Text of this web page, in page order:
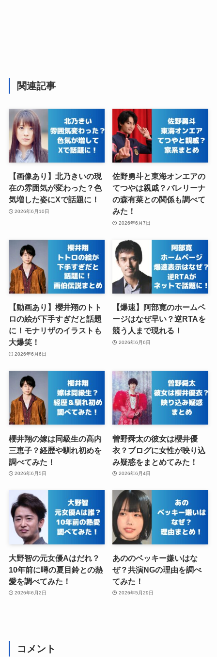
関連記事
【画像あり】北乃きいの現
在の雰囲気が変わった？色
気増した姿にXで話題に！
2026年6月10日
佐野勇斗と東海オンエアの
てつやは親戚？バレリーナ
の森有菜との関係も調べて
みた！
2026年6月7日
【動画あり】櫻井翔のトト
ロの絵が下手すぎだと話題
に！モナリザのイラストも
大爆笑！
2026年6月6日
【爆速】阿部寛のホームペ
ージはなぜ早い？逆RTAを
競う人まで現れる！
2026年6月6日
櫻井翔の嫁は同級生の高内
三恵子？経歴や馴れ初めを
調べてみた！
2026年6月5日
曽野舜太の彼女は櫻井優
衣？ブログに女性が映り込
み疑惑をまとめてみた！
2026年6月4日
大野智の元女優Aはだれ？
10年前に噂の夏目鈴との熱
愛を調べてみた！
2026年6月2日
あののベッキー嫌いはな
ぜ？共演NGの理由を調べ
てみた！
2026年5月29日
コメント